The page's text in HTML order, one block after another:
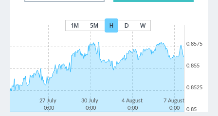
1M 5M H D W
27 July
0:00
30 July
0:00
4 August
0:00
7 August
0:00
0.85
0.8525
0.855
0.8575